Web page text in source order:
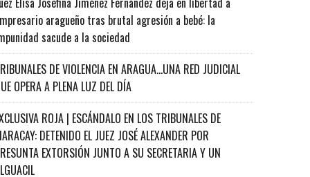
aragueño tras brutal agresión a bebé: la
sacude a la sociedad
DE VIOLENCIA EN ARAGUA…UNA RED JUDICIAL
OPERA A PLENA LUZ DEL DÍA
ROJA | ESCÁNDALO EN LOS TRIBUNALES DE
DETENIDO EL JUEZ JOSÉ ALEXANDER POR
EXTORSIÓN JUNTO A SU SECRETARIA Y UN